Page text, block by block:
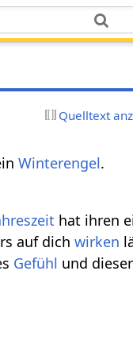
Quelltext
Winterengel.
hat ihren
auf dichwirken
Gefühl und dieser